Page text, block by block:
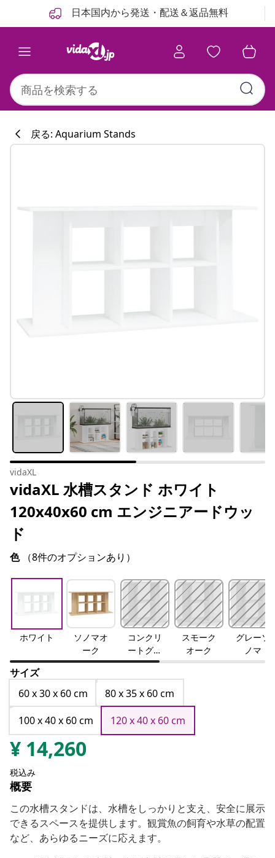
日本国内から発送・配送＆返品無料
戻る: Aquarium Stands
vidaXL
vidaXL 水槽スタンド ホワイト
120x40x60 cm エンジニアードウッ
ド
色 （8件のオプションあり）
ホワイト
ソノマオ
ーク
コンクリ
ートグレ
ー
スモーク
オーク
グレーソ
ノマ
サイズ
60 x 30 x 60 cm
80 x 35 x 60 cm
100 x 40 x 60 cm
120 x 40 x 60 cm
¥ 14,260
税込み
概要
この水槽スタンドは、水槽をしっかりと支え、安全に展示
できるスペースを提供します。観賞魚の飼育や水草の配置
など、あらゆるニーズに応えます。